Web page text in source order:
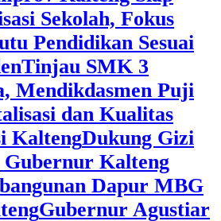
Sekolah, Fokus
Pendidikan Sesuai
‎Tinjau SMK 3
Mendikdasmen Puji
dan Kualitas
Kalteng‎Dukung Gizi
Gubernur Kalteng
Dapur MBG
‎Gubernur Agustiar